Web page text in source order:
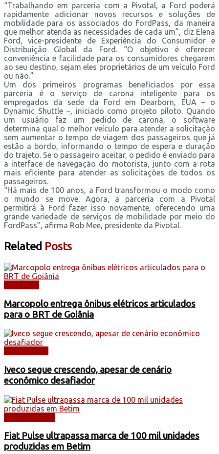
“Trabalhando em parceria com a Pivotal, a Ford poderá
rapidamente adicionar novos recursos e soluções de
mobilidade para os associados do FordPass, da maneira
que melhor atenda as necessidades de cada um”, diz Elena
Ford, vice-presidente de Experiência do Consumidor e
Distribuição Global da Ford. “O objetivo é oferecer
conveniência e facilidade para os consumidores chegarem
ao seu destino, sejam eles proprietários de um veículo Ford
ou não.”
Um dos primeiros programas beneficiados por essa
parceria é o serviço de carona inteligente para os
empregados da sede da Ford em Dearborn, EUA – o
Dynamic Shuttle –, iniciado como projeto piloto. Quando
um usuário faz um pedido de carona, o software
determina qual o melhor veículo para atender a solicitação
sem aumentar o tempo de viagem dos passageiros que já
estão a bordo, informando o tempo de espera e duração
do trajeto. Se o passageiro aceitar, o pedido é enviado para
a interface de navegação do motorista, junto com a rota
mais eficiente para atender as solicitações de todos os
passageiros.
“Há mais de 100 anos, a Ford transformou o modo como
o mundo se move. Agora, a parceria com a Pivotal
permitirá à Ford fazer isso novamente, oferecendo uma
grande variedade de serviços de mobilidade por meio do
FordPass”, afirma Rob Mee, presidente da Pivotal.
Related Posts
Marcopolo entrega ônibus elétricos articulados
para o BRT de Goiânia
Iveco segue crescendo, apesar de cenário
econômico desafiador
Fiat Pulse ultrapassa marca de 100 mil unidades
produzidas em Betim